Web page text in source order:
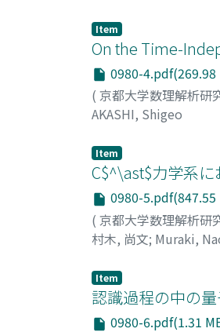
Item
On the Time-
0980-4.pdf(269.98
( 京都大学数理解析研
AKASHI, Shigeo
Item
C$^\ast$力学系
0980-5.pdf(847.55
( 京都大学数理解析研
村木, 尚文; Muraki,
Item
認識過程の中の
0980-6.pdf(1.31